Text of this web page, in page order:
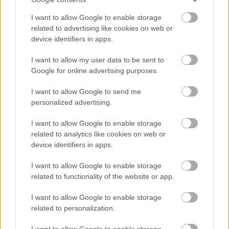
I want to allow Google to enable storage
related to advertising like cookies on web or
device identifiers in apps.
I want to allow my user data to be sent to
Google for online advertising purposes.
I want to allow Google to send me
personalized advertising.
I want to allow Google to enable storage
related to analytics like cookies on web or
device identifiers in apps.
I want to allow Google to enable storage
related to functionality of the website or app.
I want to allow Google to enable storage
related to personalization.
policy circles, technology ...
SZERKESZTÉSI ELVEK
Online Marketing 101 Budapest•2026. február 09.
- Olyan témákról írunk, amelyek a mindennapokban
tényleg előjönnek ingatlanvásárlásnál és
- A cikkek célja a ...
RÓLUNK
Online Marketing 101 Budapest• 2026. február 09.